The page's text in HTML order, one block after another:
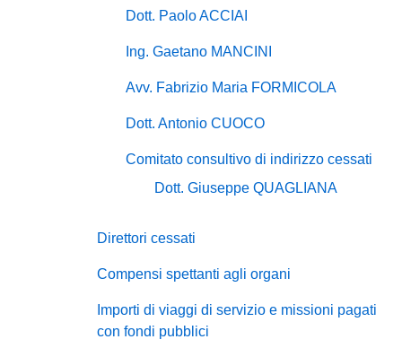
Dott. Paolo ACCIAI
Ing. Gaetano MANCINI
Avv. Fabrizio Maria FORMICOLA
Dott. Antonio CUOCO
Comitato consultivo di indirizzo cessati
Dott. Giuseppe QUAGLIANA
Direttori cessati
Compensi spettanti agli organi
Importi di viaggi di servizio e missioni pagati
con fondi pubblici